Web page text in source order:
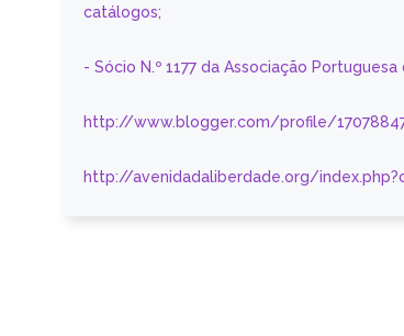
catálogos;
- Sócio N.º 1177 da Associação
http://www.blogger.com/profile/
http://avenidadaliberdade.org/